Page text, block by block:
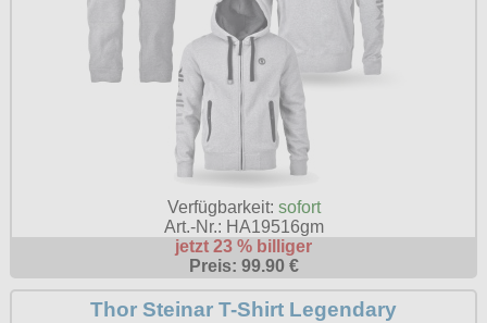
Verfügbarkeit: sofort
Art.-Nr.: HA19516gm
jetzt 23 % billiger
Preis: 99.90 €
Thor Steinar T-Shirt Legendary